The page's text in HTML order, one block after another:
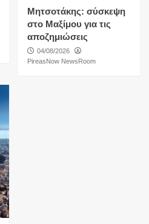
Μητσοτάκης: σύσκεψη
στο Μαξίμου για τις
αποζημιώσεις
04/08/2026
PireasNow NewsRoom